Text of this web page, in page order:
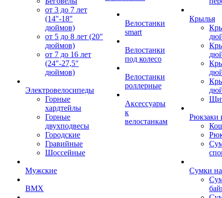
от 3 до 7 лет
(14"-18"
дюймов)
от 5 до 8 лет (20"
дюймов)
от 7 до 16 лет
(24"-27,5"
дюймов)
Электровелосипеды
Горные
хардтейлы
Горные
двухподвесы
Городские
Гравийные
Шоссейные
Мужские
BMX
Велостанки
smart
Велостанки
под колесо
Велостанки
роллерные
Аксессуары
к
велостанкам
Крылья
Рюкзаки
Сумки